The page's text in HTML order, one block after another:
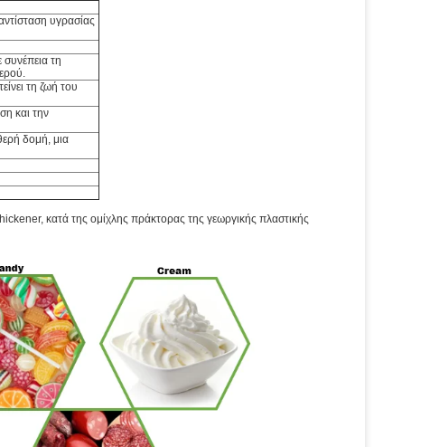
υγρασίας
τη
τη ζωή του
και την
δομή, μια
κατά της ομίχλης πράκτορας της γεωργικής πλαστικής